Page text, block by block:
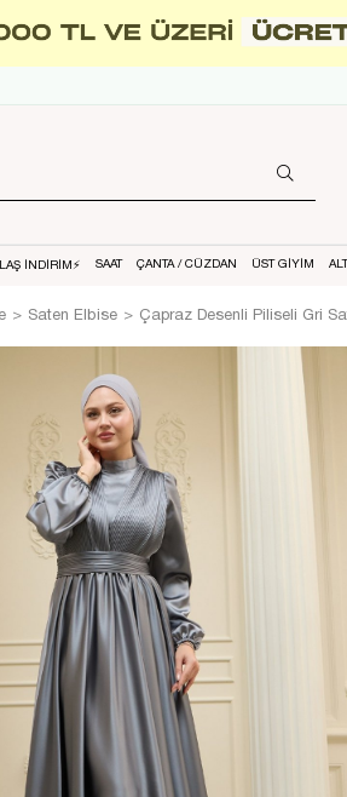
İNDİRİM⚡ SAAT ÇANTA / CÜZDAN ÜST GİYİM
Saten Elbise Çapraz Desenli Piliseli Gri